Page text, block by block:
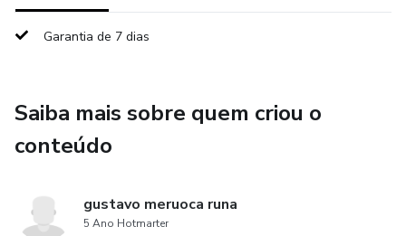
Garantia de 7 dias
Saiba mais sobre quem criou o
conteúdo
gustavo meruoca runa
5 Ano Hotmarter